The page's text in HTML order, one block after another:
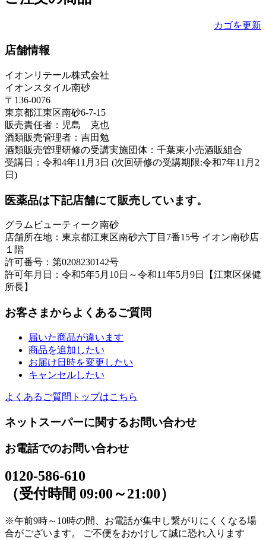
カゴを更新
店舗情報
イオンリテール株式会社
イオンスタイル南砂
〒136-0076
東京都江東区南砂6-7-15
販売責任者：児島 克也
酒類販売管理者：吉田勉
酒類販売管理研修の受講実施団体：千葉東小売酒販組合
受講日：令和4年11月3日 (次回研修の受講期限:令和7年11月2
日)
医薬品は下記店舗にて販売しています。
グラムビューティーク南砂
店舗所在地：東京都江東区南砂六丁目7番15号 イオン南砂店
１階
許可番号：第0208230142号
許可年月日：令和5年5月10日～令和11年5月9日【江東区保健
所長】
お客さまからよくあるご質問
届いた商品が違います
商品を追加したい
お届け日時を変更したい
キャンセルしたい
よくあるご質問トップはこちら
ネットスーパーに関するお問い合わせ
お電話でのお問い合わせ
0120-586-610
（受付時間 09:00～21:00）
※午前9時～10時の間、お電話が集中し繋がりにくくなる場
合がございます。 ご不便をおかけして誠に恐れ入ります